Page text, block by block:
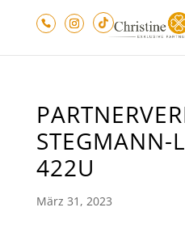
STEGMANN-
422U
März 31, 2023